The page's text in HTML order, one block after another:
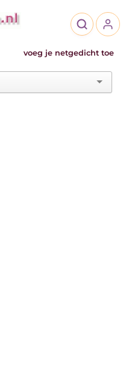
voeg je netgedicht toe